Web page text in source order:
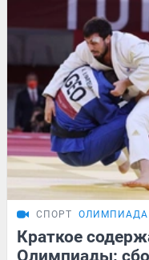
СПОРТ ОЛИМПИАДА
Краткое
Олимпиады: